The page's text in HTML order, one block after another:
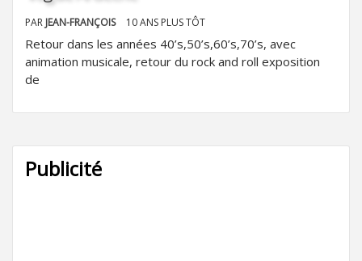
PAR JEAN-FRANÇOIS 10 ANS PLUS TÔT
Retour dans les années 40’s,50’s,60’s,70’s, avec
animation musicale, retour du rock and roll exposition
de
Publicité